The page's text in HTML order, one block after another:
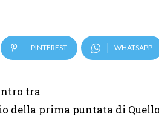
PINTEREST WHATSAPP
tra
prima puntata di